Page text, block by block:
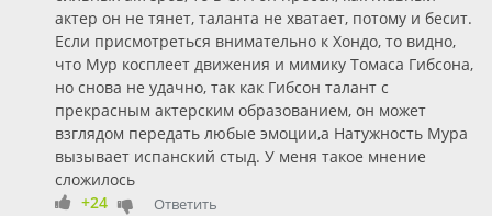
актер он не тянет, таланта не хватает, потому и бесит.
Если присмотреться внимательно к Хондо, то видно,
что Мур косплеет движения и мимику Томаса Гибсона,
но снова не удачно, так как Гибсон талант с
прекрасным актерским образованием, он может
взглядом передать любые эмоции,а Натужность Мура
вызывает испанский стыд. У меня такое мнение
сложилось
+24
Ответить